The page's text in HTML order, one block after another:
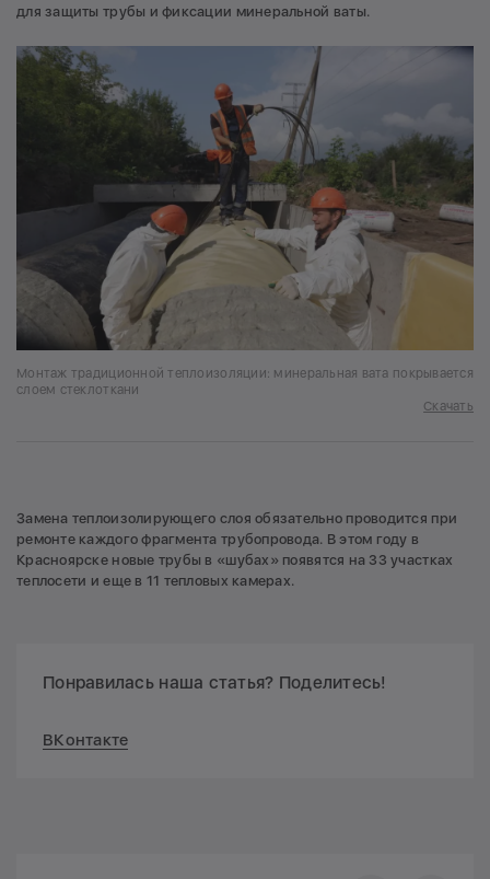
для защиты трубы и фиксации минеральной ваты.
Монтаж традиционной теплоизоляции: минеральная вата покрывается
слоем стеклоткани
Скачать
Замена теплоизолирующего слоя обязательно проводится при
ремонте каждого фрагмента трубопровода. В этом году в
Красноярске новые трубы в «шубах» появятся на 33 участках
теплосети и еще в 11 тепловых камерах.
Понравилась наша статья? Поделитесь!
ВКонтакте